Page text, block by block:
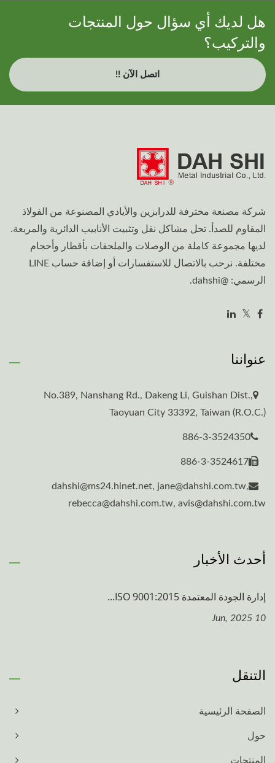
هل لديك أي سؤال حول المنتجات
والتركيب؟
اتصل الآن !!
شركة مصنعة محترفة للدرابزين والأيادي المصنوعة من الفولاذ
المقاوم للصدأ. تحل مشاكل نقل وتثبيت الأنابيب الدائرية والمربعة.
لديها مجموعة كاملة من الوصلات والملحقات بأقطار وأحجام
مختلفة. نرحب بالاتصال للاستفسارات أو إضافة حساب LINE
الرسمي: @dahshi.
عنواننا
No.389, Nanshang Rd., Dakeng Li, Guishan Dist.,
Taoyuan City 33392, Taiwan (R.O.C.)
886-3-3524350
886-3-3524617
dahshi@ms24.hinet.net, jane@dahshi.com.tw,
rebecca@dahshi.com.tw, avis@dahshi.com.tw
أحدث الأخبار
إدارة الجودة المعتمدة ISO 9001:2015...
10 Jun, 2025
التنقل
الصفحة الرئيسية
حول
المنتجات